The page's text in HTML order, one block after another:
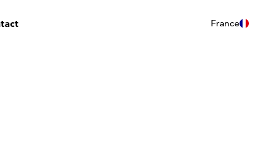
France